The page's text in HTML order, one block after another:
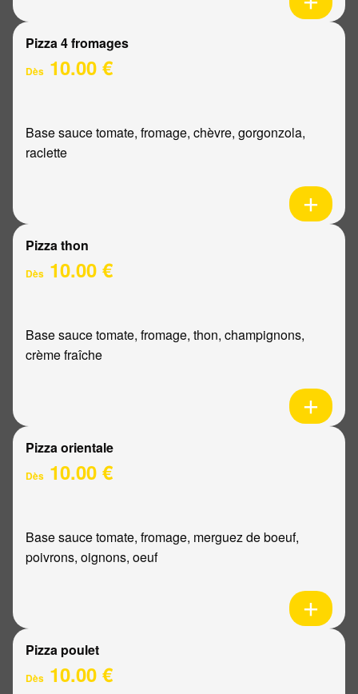
Pizza 4 fromages
Dès 10.00 €
Base sauce tomate, fromage, chèvre, gorgonzola,
raclette
Pizza thon
Dès 10.00 €
Base sauce tomate, fromage, thon, champignons,
crème fraîche
Pizza orientale
Dès 10.00 €
Base sauce tomate, fromage, merguez de boeuf,
poivrons, oignons, oeuf
Pizza poulet
Dès 10.00 €